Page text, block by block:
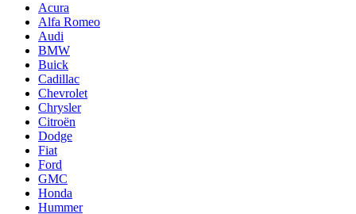
Acura
Alfa Romeo
Audi
BMW
Buick
Cadillac
Chevrolet
Chrysler
Citroën
Dodge
Fiat
Ford
GMC
Honda
Hummer